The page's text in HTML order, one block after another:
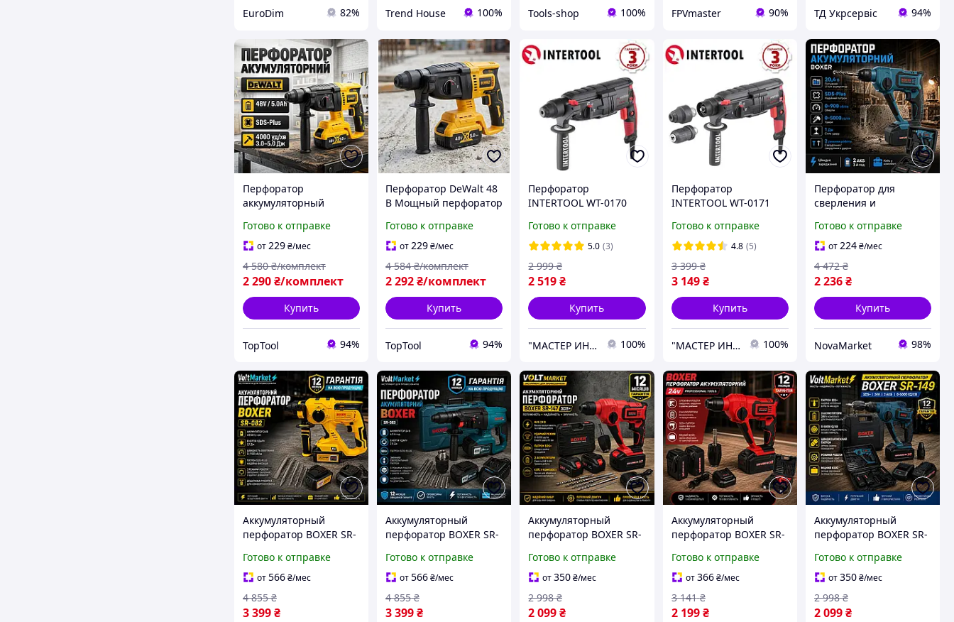
EuroDim 82% Trend House 100% Tools-shop 100% FPVmaster 90% ТД Укрсервіс 94%
Перфоратор
аккумуляторный
Перфораторы SDS-Plus
АКБ 48 В Перфоратор
для дома 4000 уд/мин
Профессиональные 5
Дж
Готово к отправке
от229₴/мес
2 290₴/комплект
4 580 ₴/комплект
Купить
TopTool 94%
Перфоратор DeWalt 48
В Мощный перфоратор
мин Перфоратор
строительный
профессиональный
SDS-Plus 3 5 Дж Кейс
Готово к отправке
от229₴/мес
2 292₴/комплект
4 584 ₴/комплект
Купить
TopTool 94%
Перфоратор
INTERTOOL WT-0170
Готово к отправке
5.0 (3)
2 519₴
2 999 ₴
Купить
"МАСТЕР ИНСТРУМЕНТ" - мастер в области инструмента 100%
Перфоратор
INTERTOOL WT-0171
Готово к отправке
4.8 (5)
3 149 ₴
3 399 ₴
Купить
"МАСТЕР ИНСТРУМЕНТ" - мастер в области инструмента 100%
Перфоратор для
сверления и
Легкие перфораторы
SDS-plus
Многофункциональный
перфоратор
Беспроводной
перфоратор
Готово к отправке
от224₴/мес
2 236₴
4 472 ₴
Купить
NovaMarket 98%
Аккумуляторный
перфоратор BOXER SR-
4.0Ач, 2,1 Дж, 1100 об/
мин
Готово к отправке
от566₴/мес
3 399₴
4 855 ₴
Аккумуляторный
перфоратор BOXER SR-
4.0Ач, со сменным
сверлильным
патроном
Готово к отправке
от566₴/мес
3 399₴
4 855 ₴
Аккумуляторный
перфоратор BOXER SR-
5000 уд/мин, ударное
сверление, кейс
Готово к отправке
от350₴/мес
2 099₴
2 998 ₴
Аккумуляторный
перфоратор BOXER SR-
5000 уд/мин,
быстрозажимной
патрон, кейс
Готово к отправке
от366 ₴/мес
2 199 ₴
3 141 ₴
Аккумуляторный
перфоратор BOXER SR-
Plus, 5000 уд/мин,
быстрозажимной
патрон
Готово к отправке
от350₴/мес
2 099₴
2 998 ₴